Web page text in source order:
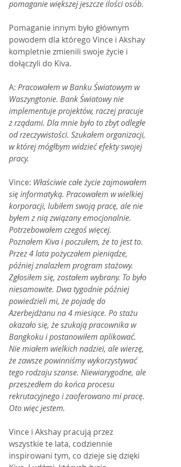
pomaganie większej jeszcze ilości osób.
Pomaganie innym było głównym
powodem dla którego Vince i Akshay
kompletnie zmienili swoje życie i
dołączyli do Kiva.
A: Pracowałem w Banku Światowym w
Waszyngtonie. Bank Światowy nie
implementuje projektów, raczej pracuje
z rządami. Dla mnie było to zbyt odległe
od rzeczywistości. Szukałem organizacji,
w której mógłbym widzieć efekty swojej
pracy.
Vince: Właściwie całe życie zajmowałem
się informatyką. Pracowałem w wielkiej
korporacji, lubiłem swoją pracę, ale nie
byłem z nią związany emocjonalnie.
Potrzebowałem czegoś więcej.
Poznałem Kiva i poczułem, że to jest to.
Przez 4 lata pożyczałem pieniądze,
później znalazłem program stażowy.
Zgłosiłem się, zostałem wybrany. To było
niesamowite. Dwa tygodnie później
powiedzieli mi, że pojadę do
Azerbejdżanu na 4 miesiące. Po stażu
okazało się, że szukają pracownika w
Bangkoku i postanowiłem aplikować.
Nie miałem wielkich nadziei, ale wierzę,
że zawsze powinniśmy wykorzystywać
tego rodzaju szanse. Niewiarygodne, ale
przeszedłem do końca procesu
rekrutacyjnego i zaoferowano mi pracę.
Oto więc jestem.
Vince i Akshay pracują przez
wszystkie te lata, codziennie
inspirowani tym, co dzieje się dzięki